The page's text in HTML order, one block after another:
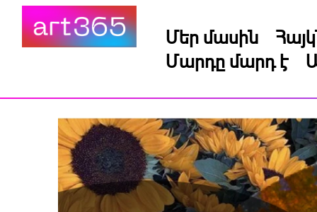
Մեր մասին
Մարդը մարդ է